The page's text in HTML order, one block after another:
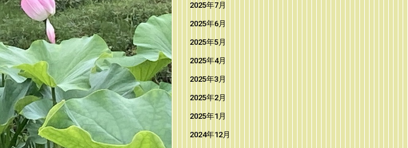
2025年7月
2025年6月
2025年5月
2025年4月
2025年3月
2025年2月
2025年1月
2024年12月